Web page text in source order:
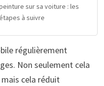
sur sa voiture : les
à suivre
régulièrement
Non seulement cela
cela réduit